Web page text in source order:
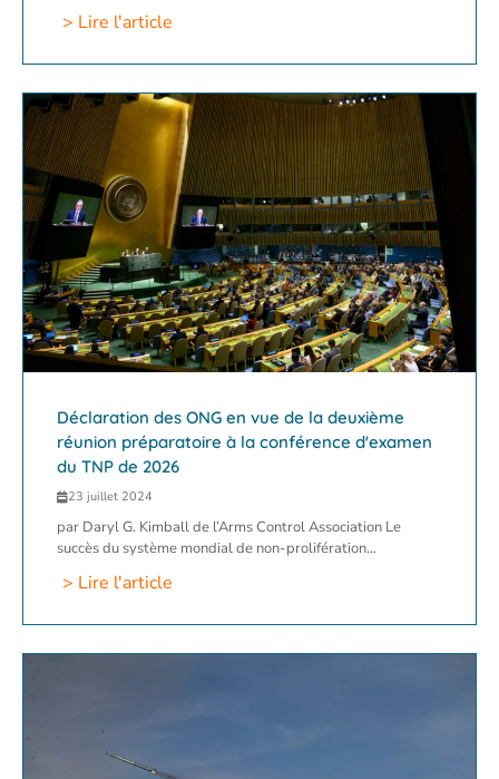
> Lire l'article
Déclaration des ONG en vue de la deuxième
réunion préparatoire à la conférence d'examen
du TNP de 2026
23 juillet 2024
par Daryl G. Kimball de l’Arms Control Association Le
succès du système mondial de non-prolifération...
> Lire l'article